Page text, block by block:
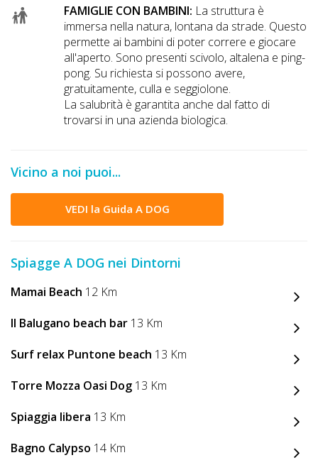
FAMIGLIE CON BAMBINI: La struttura è
immersa nella natura, lontana da strade. Questo
permette ai bambini di poter correre e giocare
all'aperto. Sono presenti scivolo, altalena e ping-
pong. Su richiesta si possono avere,
gratuitamente, culla e seggiolone.
La salubrità è garantita anche dal fatto di
trovarsi in una azienda biologica.
Vicino a noi puoi...
VEDI la Guida A DOG
Spiagge A DOG nei Dintorni
Mamai Beach 12 Km
Il Balugano beach bar 13 Km
Surf relax Puntone beach 13 Km
Torre Mozza Oasi Dog 13 Km
Spiaggia libera 13 Km
Bagno Calypso 14 Km